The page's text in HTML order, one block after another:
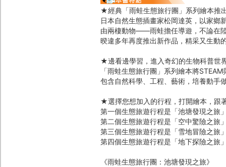
★經典「雨蛙生態旅行團」系列繪本推
日本自然生態插畫家松岡達英，以家鄉
由兩棲動物——雨蛙擔任導遊，不論在
暌違多年再度推出新作品，精采又生動
★邊看邊學習，進入奇幻的生物科普世
「雨蛙生態旅行團」系列繪本將
包含自然科學、工程、藝術，培養動手
★選擇您想加入的行程，打開繪本，跟
第一個生態旅遊行程是「池塘發現之旅
第二個生態旅遊行程是「空中驚險之旅
第三個生態旅遊行程是「雪地冒險之旅
第四個生態旅遊行程是「地下探險之旅
《雨蛙生態旅行團：池塘發現之旅》